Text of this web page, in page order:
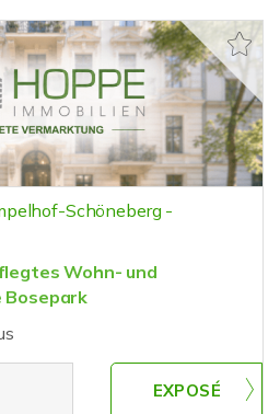
Schöneberg -
Wohn- und
Bosepark